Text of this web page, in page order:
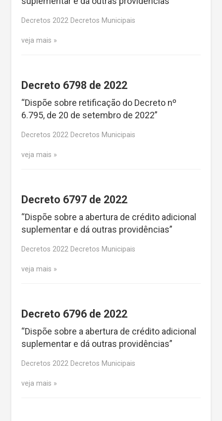
Decretos 2022 Decretos Municipais
veja mais
Decreto 6798 de 2022
“Dispõe sobre retificação do Decreto nº
6.795, de 20 de setembro de 2022”
Decretos 2022 Decretos Municipais
veja mais
Decreto 6797 de 2022
“Dispõe sobre a abertura de crédito adicional
suplementar e dá outras providências”
Decretos 2022 Decretos Municipais
veja mais
Decreto 6796 de 2022
“Dispõe sobre a abertura de crédito adicional
suplementar e dá outras providências”
Decretos 2022 Decretos Municipais
veja mais